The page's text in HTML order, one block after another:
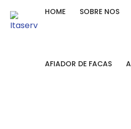
HOME SOBRE NOS
AFIADOR DE FACAS